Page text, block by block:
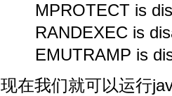
MPROTECT is
RANDEXEC is
EMUTRAMP is
现在我们就可以运行